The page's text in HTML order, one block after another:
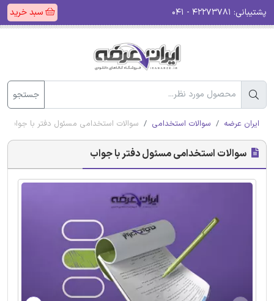
پشتیبانی: سبد خرید
جستجو
ایران عرضه سوالات استخدامی سوالات استخدامی مسئول دفتر با جواب
سوالات استخدامی مسئول دفتر با جواب